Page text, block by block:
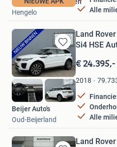
Alle
Strikker Automobielen
Hengelo
Bewaren
in
Mijn
Favorieten
Land
Si4 HSE
€ 24.395,-
2018
Alle
Beijer Auto's
Oud-Beijerland
Land